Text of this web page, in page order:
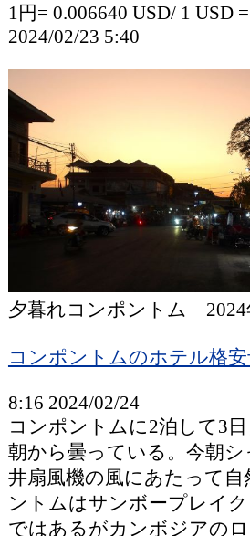
1円= 0.006640 USD/ 1 USD
2024/02/23 5:40
夕暮れコンポントム 2024
コンポントムのホテル格
8:16 2024/02/24
コンポントムに2泊して3
朝から曇っている。今朝
井扇風機の風にあたって自
ントムはサンボープレイ
ではあるがカンボジアの